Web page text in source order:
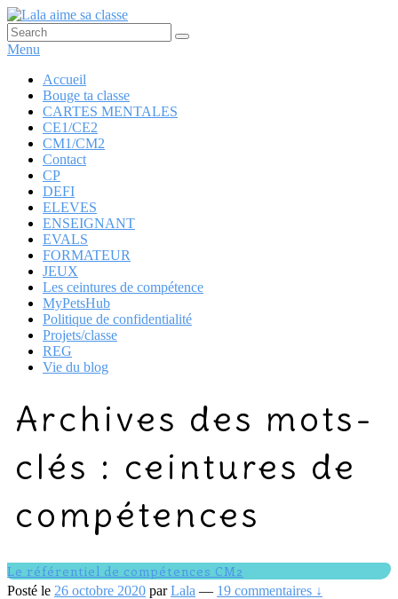
Aller
au
contenu
Lala aime sa classe
Anglais, cartes mentales et ….
Recherche :
Rechercher
Menu
Menu
principal
Accueil
Bouge ta classe
CARTES MENTALES
CE1/CE2
CM1/CM2
Contact
CP
DEFI
ELEVES
ENSEIGNANT
EVALS
FORMATEUR
JEUX
Les ceintures de compétence
MyPetsHub
Politique de confidentialité
Projets/classe
REG
Vie du blog
Archives des mots-
clés : ceintures de
compétences
Le référentiel de compétences CM2
Posté le 26 octobre 2020 parLala — 19 commentaires ↓